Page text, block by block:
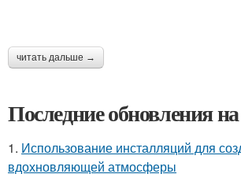
читать дальше →
Последние обновления
1. Использование инсталляций для
вдохновляющей атмосферы